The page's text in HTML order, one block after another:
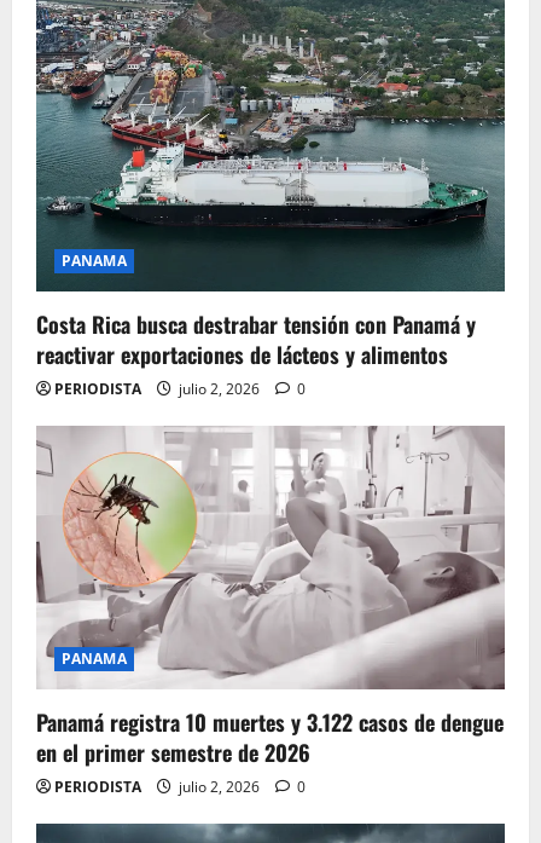
PANAMA
Costa Rica busca destrabar tensión con Panamá y
reactivar exportaciones de lácteos y alimentos
PERIODISTA julio 2, 2026 0
PANAMA
Panamá registra 10 muertes y 3.122 casos de dengue
en el primer semestre de 2026
PERIODISTA julio 2, 2026 0